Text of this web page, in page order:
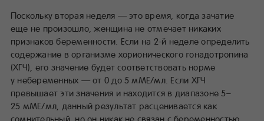
Поскольку вторая неделя — это время, когда зачатие
еще не произошло, женщина не отмечает никаких
признаков беременности. Если на 2-й неделе определить
содержание в организме хорионического гонадотропина
(ХГЧ), его значение будет соответствовать норме
у небеременных — от 0 до 5 мМЕ/мл. Если ХГЧ
превышает эти значения и находится в диапазоне 5–
25 мМЕ/мл, данный результат расценивается как
сомнительный, но он никак не связан с беременностью